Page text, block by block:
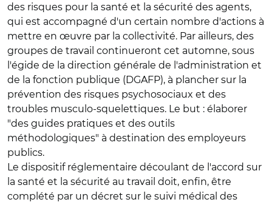
des risques pour la santé et la sécurité des agents,
qui est accompagné d'un certain nombre d'actions à
mettre en œuvre par la collectivité. Par ailleurs, des
groupes de travail continueront cet automne, sous
l'égide de la direction générale de l'administration et
de la fonction publique (DGAFP), à plancher sur la
prévention des risques psychosociaux et des
troubles musculo-squelettiques. Le but : élaborer
"des guides pratiques et des outils
méthodologiques" à destination des employeurs
publics.
Le dispositif réglementaire découlant de l'accord sur
la santé et la sécurité au travail doit, enfin, être
complété par un décret sur le suivi médical des